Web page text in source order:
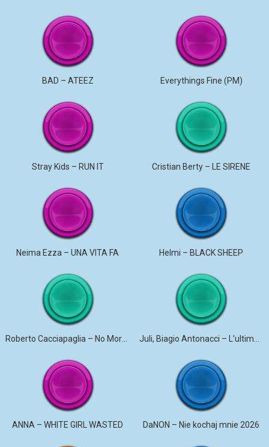
BAD – ATEEZ Everythings Fine (PM)
Stray Kids – RUN IT Cristian Berty – LE SIRENE
Neima Ezza – UNA VITA FA Helmi – BLACK SHEEP
Roberto Cacciapaglia – No More Violence
ANNA – WHITE GIRL WASTED DaNON – Nie kochaj mnie 2026